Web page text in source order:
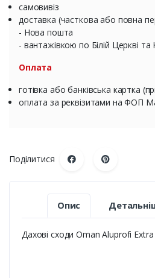
самовивіз
доставка (часткова або повна
- Нова пошта
- вантажівкою по Білій Церкві та
Оплата
готівка або банківська картка
оплата за реквізитами на ФОП
Поділитися
Опис
Дахові сходи Oman Aluprofi